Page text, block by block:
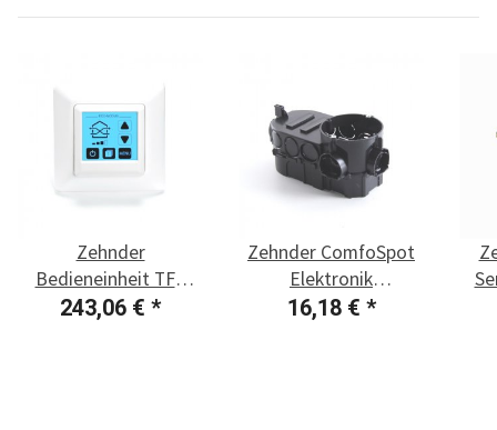
Zehnder
Bedieneinheit TFT
ComfoSpot Twin40
243,06 € *
Zehnder ComfoSpot
Elektronik
Unterputzeinbaudose
16,18 € *